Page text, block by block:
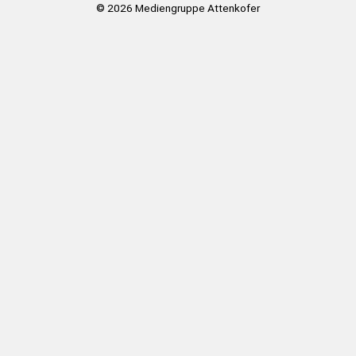
© 2026 Mediengruppe Attenkofer